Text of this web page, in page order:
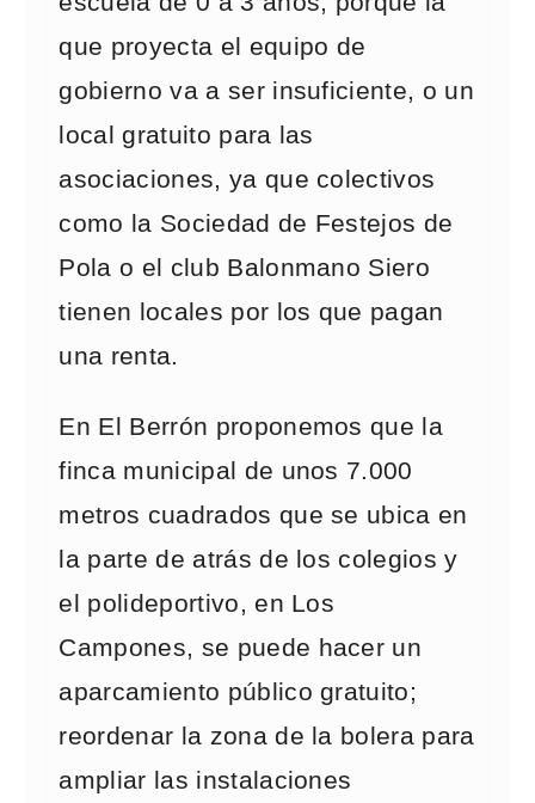
que proyecta el equipo de
gobierno va a ser insuficiente, o un
local gratuito para las
asociaciones, ya que colectivos
como la Sociedad de Festejos de
Pola o el club Balonmano Siero
tienen locales por los que pagan
una renta.
En El Berrón proponemos que la
finca municipal de unos 7.000
metros cuadrados que se ubica en
la parte de atrás de los colegios y
el polideportivo, en Los
Campones, se puede hacer un
aparcamiento público gratuito;
reordenar la zona de la bolera para
ampliar las instalaciones